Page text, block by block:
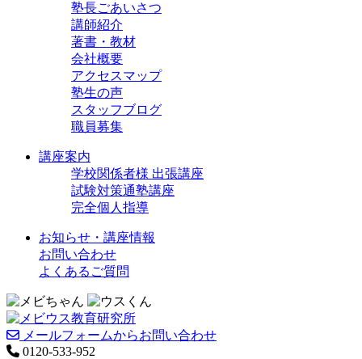
塾長ごあいさつ
講師紹介
著書・教材
会社概要
アクセスマップ
塾生の声
スタッフブログ
職員募集
講座案内
学校関係者様 出張講座
試験対策通塾講座
完全個人指導
お知らせ・講座情報
お問い合わせ
よくあるご質問
メールフォームからお問い合わせ
0120-533-952